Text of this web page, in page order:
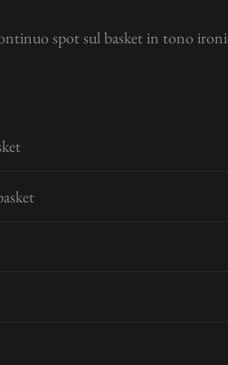
spot sul basket in tono